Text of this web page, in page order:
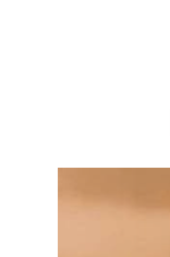
Storie/
Ok